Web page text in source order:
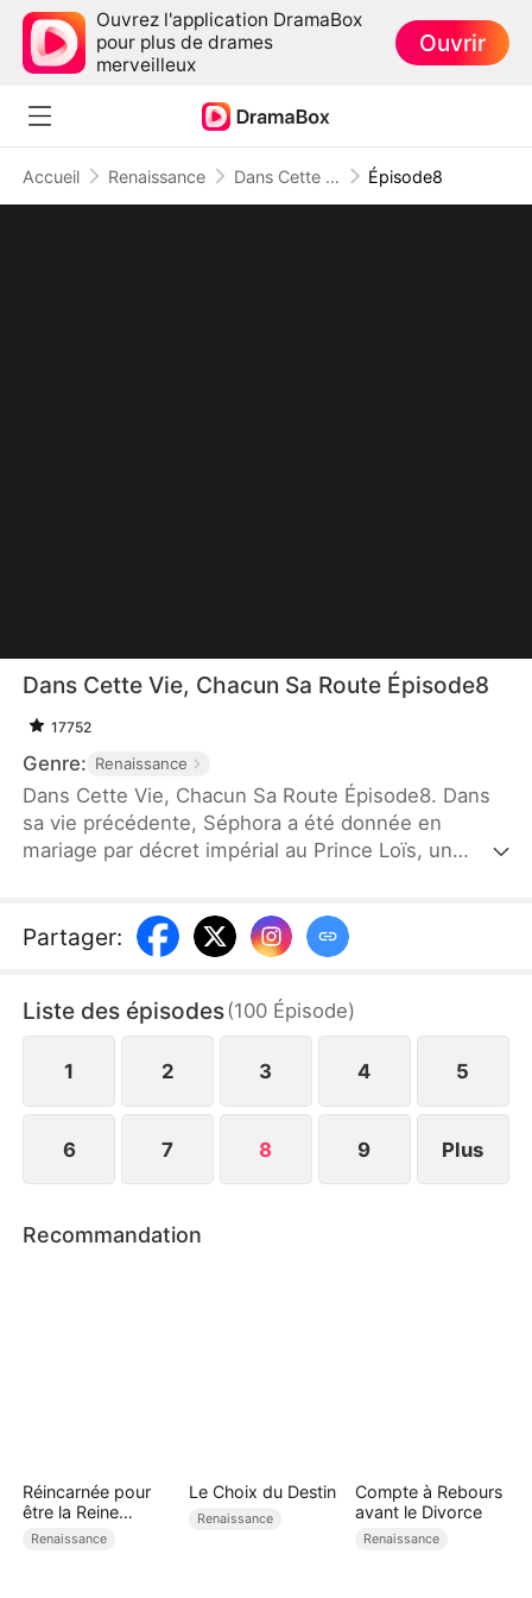
Ouvrez l'application DramaBox
pour plus de drames
merveilleux
Ouvrir
Accueil Renaissance Dans Cette Vie, Chacun Sa Route Épisode8
Dans Cette Vie, Chacun Sa Route Épisode8
17752
Genre: Renaissance
Dans Cette Vie, Chacun Sa Route Épisode8. Dans
sa vie précédente, Séphora a été donnée en
mariage par décret impérial au Prince Loïs, un
jours. Cependant, elle ignorait que le cœur de Loïs
appartenait déjà à une autre. Depuis lors, Séphora
mort. Dans cette nouvelle vie, elle jure de ne plus
jamais commettre la même erreur !
Partager:
Liste des épisodes(100 Épisode)
1 2 3 4 5
6 7 8 9 Plus
Recommandation
Réincarnée pour
être la Reine
Dragon
Renaissance
Le Choix du Destin
Renaissance
Compte à Rebours
avant le Divorce
Renaissance